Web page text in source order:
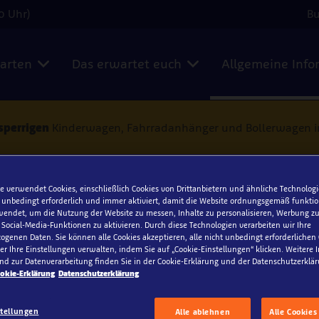
Uhr)
Das erwartet euch Allgemeine
Kinderwagen, Fahrradanhänger und Bollerwagen
Barrierefreiheit
alles Wissenswerte über deinen Besuch in unserem
verwendet Cookies, einschließlich Cookies von Drittanbietern und ähnliche
unbedingt erforderlich und immer aktiviert, damit die Website ordnungsgemäß
um die Nutzung der Website zu messen, Inhalte zu personalisieren, Werbung
Media-Funktionen zu aktivieren. Durch diese Technologien verarbeiten wir Ihre
Daten. Sie können alle Cookies akzeptieren, alle nicht unbedingt erforderlichen
Ihre Einstellungen verwalten, indem Sie auf „Cookie-Einstellungen“ klicken. Weitere
zur Datenverarbeitung finden Sie in der Cookie-Erklärung und der
Erklärung Datenschutzerklärung
Alle ablehnen Alle